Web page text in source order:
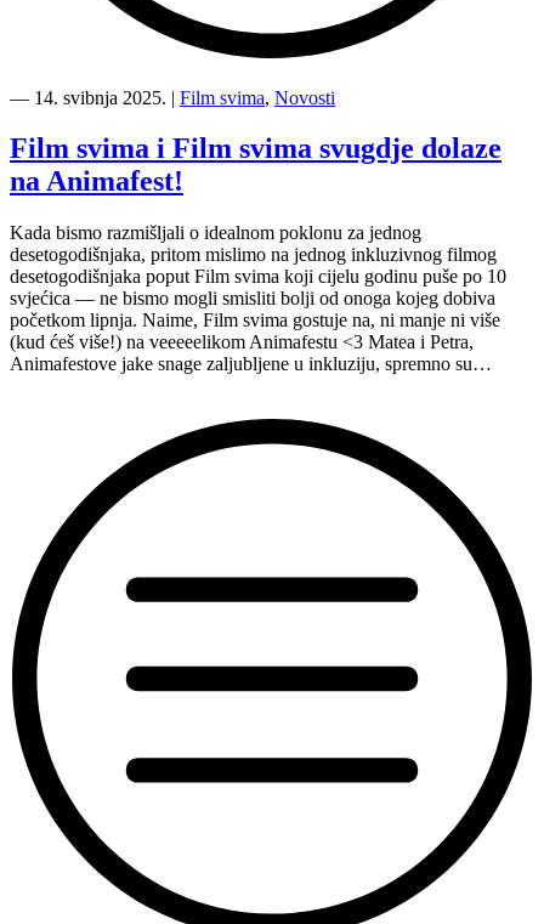
svima
festivalu
Slowmotion
u
― 14. svibnja 2025. | Film svima, Novosti
Film svima i Film svima svugdje dolaze
na Animafest!
Kada bismo razmišljali o idealnom poklonu za jednog
desetogodišnjaka, pritom mislimo na jednog inkluzivnog filmog
desetogodišnjaka poput Film svima koji cijelu godinu puše po 10
svjećica — ne bismo mogli smisliti bolji od onoga kojeg dobiva
početkom lipnja. Naime, Film svima gostuje na, ni manje ni više
(kud ćeš više!) na veeeeelikom Animafestu <3 Matea i Petra,
Animafestove jake snage zaljubljene u inkluziju, spremno su…